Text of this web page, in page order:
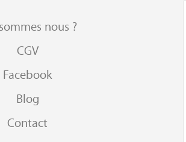
nous ?
CGV
Facebook
Blog
Contact